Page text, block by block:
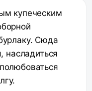
купеческим
Сюда
насладиться